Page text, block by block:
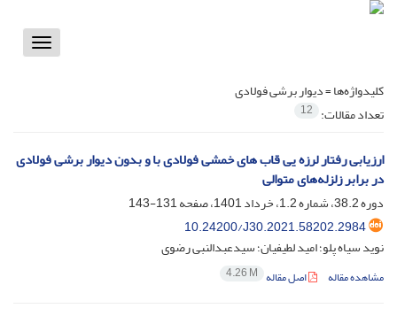
Toggle
کلیدواژه‌ها =دیوار برشی فولادی
تعداد مقالات: 12
ارزیابی رفتار لرزه یی قاب های خمشی فولادی با و بدون دیوار برشی فولادی
در برابر زلزله‌های متوالی
دوره 38.2، شماره 1.2، خرداد 1401، صفحه
131-143
10.24200/J30.2021.58202.2984
نوید سیاه پلو؛ امید لطیفیان؛ سیدعبدالنبی رضوی
مشاهده مقاله اصل مقاله 4.26 M